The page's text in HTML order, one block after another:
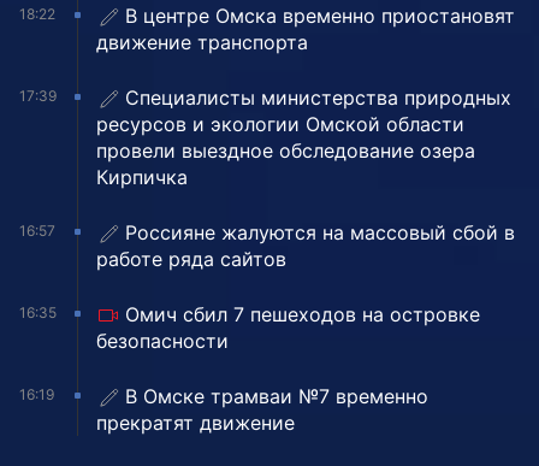
18:22
В центре Омска временно приостановят
движение транспорта
17:39
Специалисты министерства природных
ресурсов и экологии Омской области
провели выездное обследование озера
Кирпичка
16:57
Россияне жалуются на массовый сбой в
работе ряда сайтов
16:35
Омич сбил 7 пешеходов на островке
безопасности
16:19
В Омске трамваи №7 временно
прекратят движение